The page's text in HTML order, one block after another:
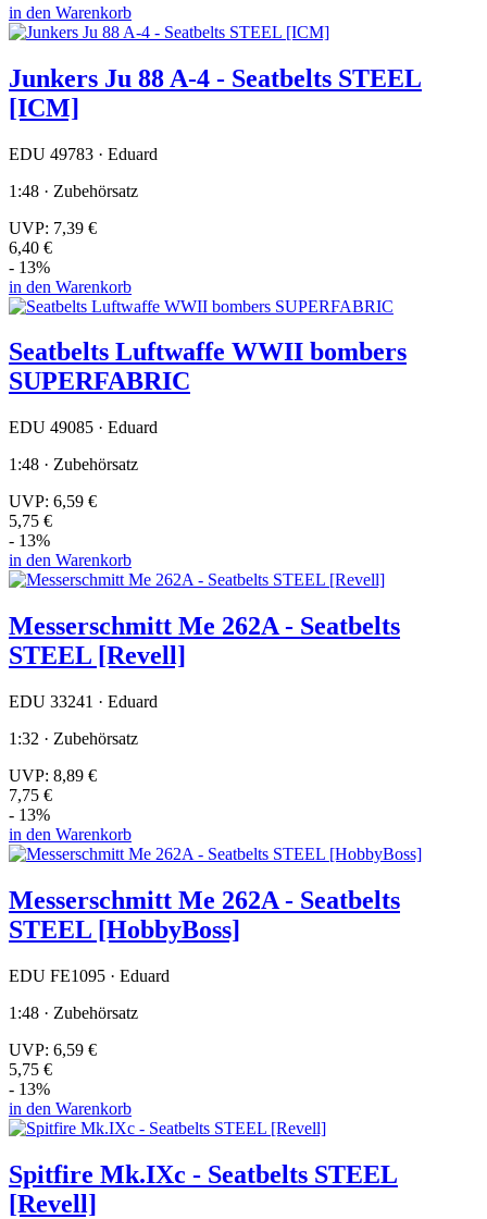
in den Warenkorb
Junkers Ju 88 A-4 - Seatbelts STEEL
[ICM]
EDU 49783 · Eduard
1:48 · Zubehörsatz
UVP: 7,39 €
6,40 €
- 13%
in den Warenkorb
Seatbelts Luftwaffe WWII bombers
SUPERFABRIC
EDU 49085 · Eduard
1:48 · Zubehörsatz
UVP: 6,59 €
5,75 €
- 13%
in den Warenkorb
Messerschmitt Me 262A - Seatbelts
STEEL [Revell]
EDU 33241 · Eduard
1:32 · Zubehörsatz
UVP: 8,89 €
7,75 €
- 13%
in den Warenkorb
Messerschmitt Me 262A - Seatbelts
STEEL [HobbyBoss]
EDU FE1095 · Eduard
1:48 · Zubehörsatz
UVP: 6,59 €
5,75 €
- 13%
in den Warenkorb
Spitfire Mk.IXc - Seatbelts STEEL
[Revell]